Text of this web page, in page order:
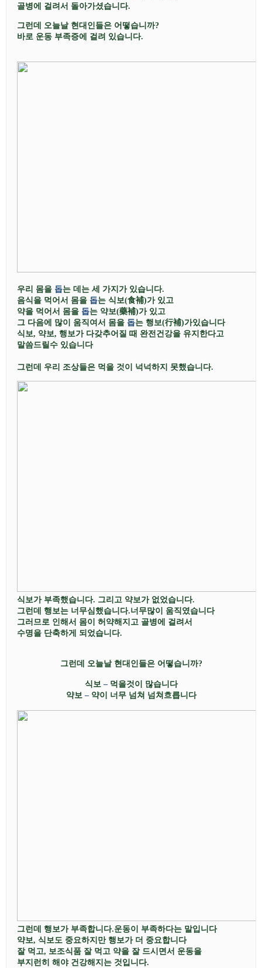
골병에 걸려서 돌아가셨습니다.
그런데 오늘날 현대인들은 어떻습니까?
바로 운동 부족증에 걸려 있습니다.
우리 몸을 돕는 데는 세 가지가 있습니다.
음식을 먹어서 몸을 돕는 식보(食補)가 있고
약을 먹어서 몸을 돕는 약보(藥補)가 있고
그 다음에 많이 움직여서 몸을 돕는 행보(行補)가있습니다
식보, 약보, 행보가 다갖추어질 때 완전건강을 유지한다고
말씀드릴수 있습니다
그런데 우리 조상들은 먹을 것이 넉넉하지 못했습니다.
식보가 부족했습니다. 그리고 약보가 없었습니다.
그런데 행보는 너무심했습니다.너무많이 움직였습니다
그러므로 인해서 몸이 허약해지고 골병에 걸려서
수명을 단축하게 되었습니다.
그런데 오늘날 현대인들은 어떻습니까?
식보– 먹을것이 많습니다
약보– 약이 너무 넘쳐 넘쳐흐릅니다
그런데 행보가 부족합니다.운동이
부족하다는 말입니다
약보, 식보도 중요하지만 행보가 더 중요합니다
잘 먹고, 보조식품 잘 먹고 약을 잘 드시면서 운동을
부지런히 해야 건강해지는 것입니다.